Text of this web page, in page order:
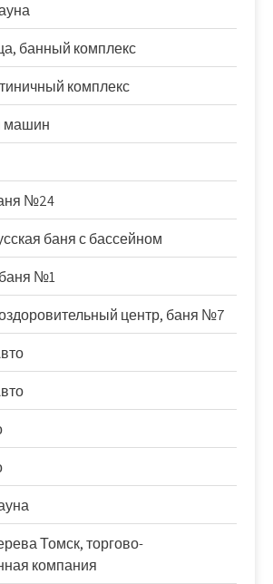
банный комплекс
комплекс
машин
№24
баня с бассейном
№1
центр, баня №7
Томск, торгово-
компания